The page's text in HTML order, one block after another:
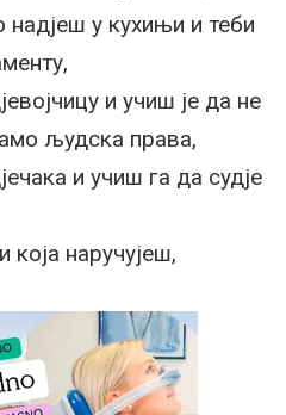
надјеш у кухињи и теби
и учиш је да не
људска права,
и учиш га да судје
која наручујеш,